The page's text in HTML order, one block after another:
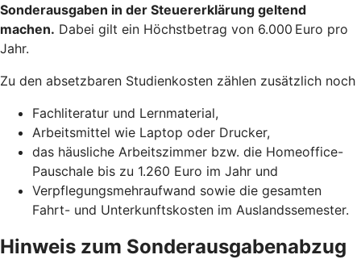
Sonderausgaben in der Steuererklärung geltend
machen. Dabei gilt ein Höchstbetrag von 6.000 Euro pro
Jahr.
Zu den absetzbaren Studienkosten zählen zusätzlich noch
Fachliteratur und Lernmaterial,
Arbeitsmittel wie Laptop oder Drucker,
das häusliche Arbeitszimmer bzw. die Homeoffice-
Pauschale bis zu 1.260 Euro im Jahr und
Verpflegungsmehraufwand sowie die gesamten
Fahrt- und Unterkunftskosten im Auslandssemester.
Hinweis zum Sonderausgabenabzug